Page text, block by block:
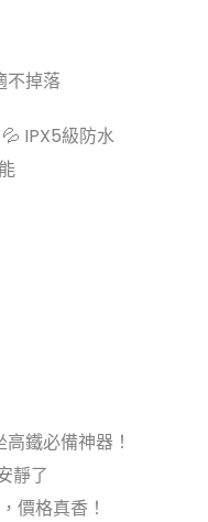
不掉落
IPX5級防水
鐵必備神器！
靜了
價格真香！